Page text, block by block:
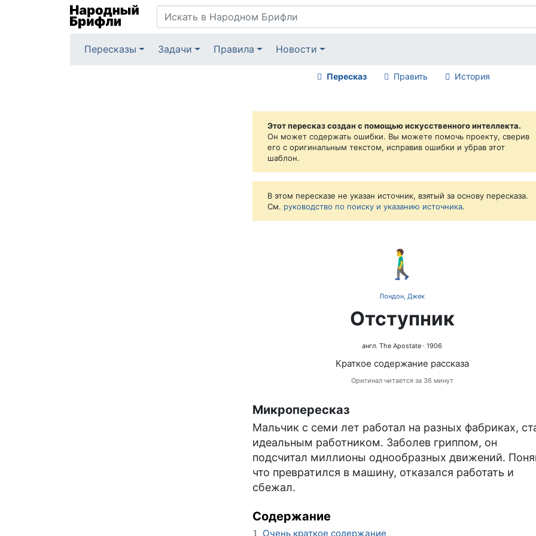
Пересказы Задачи Правила Новости
Пересказ Править История
Этот пересказ создан с помощью искусственного интеллекта.
Он может содержать ошибки. Вы можете помочь проекту, сверив
его с оригинальным текстом, исправив ошибки и убрав этот
шаблон.
В этом пересказе не указан источник, взятый за основу пересказа.
См. руководство по поиску и указанию источника.
🚶‍♂️
Лондон, Джек
Отступник
англ. The Apostate · 1906
Краткое содержание рассказа
Оригинал читается за 36 минут
Микропересказ
Мальчик с семи лет работал на разных фабриках,
идеальным работником. Заболев гриппом, он
подсчитал миллионы однообразных движений.
что превратился в машину, отказался работать и
сбежал.
Содержание
1 Очень краткое содержание